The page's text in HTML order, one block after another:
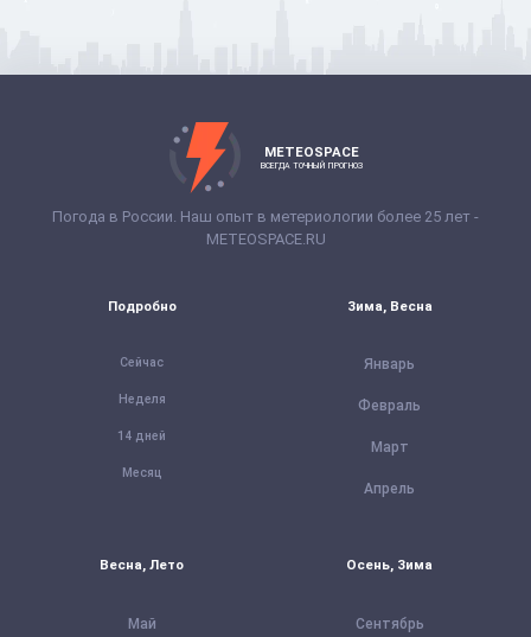
METEOSPACE
ВСЕГДА ТОЧНЫЙ ПРОГНОЗ
Погода в России. Наш опыт в метериологии более 25 лет -
METEOSPACE.RU
Подробно
Сейчас
Неделя
14 дней
Месяц
Зима, Весна
Январь
Февраль
Март
Апрель
Весна, Лето
Май
Осень, Зима
Сентябрь